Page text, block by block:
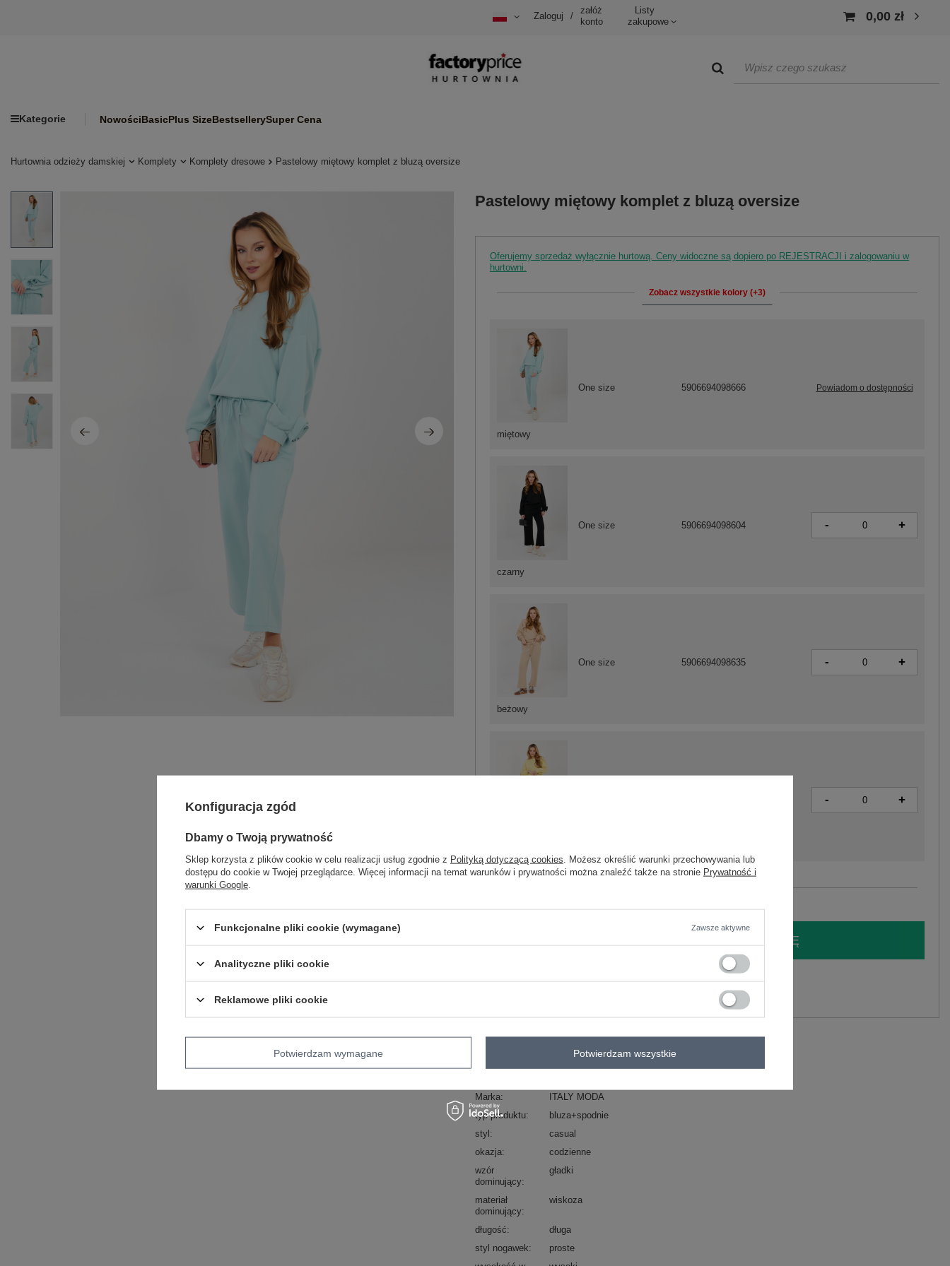
Zaloguj /
załóż
konto
Listy
zakupowe
0,00 zł
Kategorie NowościBasicPlus SizeBestsellerySuper Cena
Hurtownia odzieży damskiej Komplety Komplety dresowe Pastelowy miętowy komplet z bluzą oversize
Pastelowy miętowy komplet z bluzą oversize
Oferujemy sprzedaż wyłącznie hurtową. Ceny widoczne są dopiero po REJESTRACJI i zalogowaniu w
hurtowni.
Zobacz wszystkie kolory (+3)
czarny
One size 5906694098604 - +
beżowy
One size 5906694098635 - +
- +
miętowy
One size 5906694098666 Powiadom o dostępności
ZALOGUJ SIĘ I ZOBACZ CENĘ
skład materiału : 60% wiskoza, 40% elastan
sposób prania : pranie w pralce w 30°C
Marka
ITALY MODA
typ produktu
bluza+spodnie
styl
casual
okazja
codzienne
wzór
dominujący
gładki
materiał
dominujący
wiskoza
długość
długa
styl nogawek
proste
Konfiguracja zgód
Dbamy o Twoją prywatność
Sklep korzysta z plików cookie w celu realizacji usług zgodnie z Polityką dotyczącą cookies . Możesz określić warunki przechowywania lub
dostępu do cookie w Twojej przeglądarce. Więcej informacji na temat warunków i prywatności można znaleźć także na stronie Prywatność i
warunki Google
Funkcjonalne pliki cookie (wymagane) Zawsze aktywne
Analityczne pliki cookie
Reklamowe pliki cookie
Potwierdzam wymagane Potwierdzam wszystkie